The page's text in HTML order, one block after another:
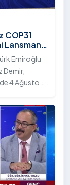
COP31
Lansmanı
Emiroğlu
Demir,
4 Ağustos